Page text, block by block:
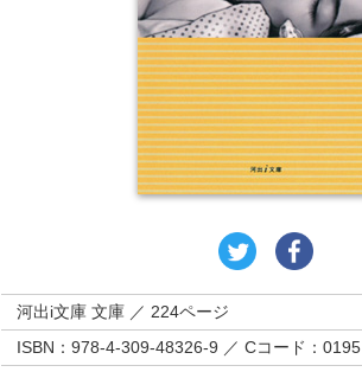
河出i文庫 文庫 ／ 224ページ
ISBN：978-4-309-48326-9 ／ Cコード：0195